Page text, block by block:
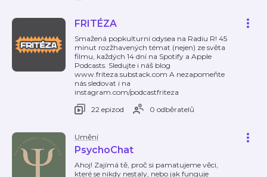
FRITÉZA
Smažená popkulturní odysea na Radiu R! 45
minut rozžhavených témat (nejen) ze světa
filmu, každých 14 dní na Spotify a Apple
Podcasts. Sledujte i náš blog
www.friteza.substack.com A nezapomeňte
nás sledovat i na
instagram.com/podcastfriteza
22 epizod
0 odběratelů
Umění
PsychoChat
Ahoj! Zajímá tě, proč si pamatujeme věci,
které se nikdy nestaly, nebo jak funguje